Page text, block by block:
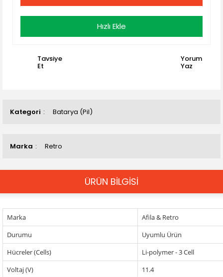
Kategori Batarya (Pil)
Marka Retro
Hızlı Ekle
Tavsiye
Et
Yorum
Yaz
ÜRÜN BİLGİSİ
Marka
Afila & Retro
Durumu
Uyumlu Ürün
Hücreler (Cells)
Li-polymer - 3 Cell
Voltaj (V)
11.4